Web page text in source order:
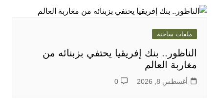
ملفات ساخنة
الناظور.. بنك إفريقيا يحتفي بزبنائه من
مغاربة العالم
أغسطس 8, 2026 0